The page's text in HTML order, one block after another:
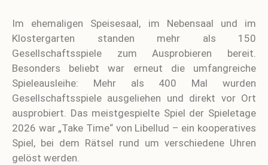
Im ehemaligen Speisesaal, im Nebensaal und im
Klostergarten standen mehr als 150
Gesellschaftsspiele zum Ausprobieren bereit.
Besonders beliebt war erneut die umfangreiche
Spieleausleihe: Mehr als 400 Mal wurden
Gesellschaftsspiele ausgeliehen und direkt vor Ort
ausprobiert. Das meistgespielte Spiel der Spieletage
2026 war „Take Time“ von Libellud – ein kooperatives
Spiel, bei dem Rätsel rund um verschiedene Uhren
gelöst werden.